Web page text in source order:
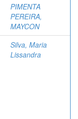
PIMENTA
PEREIRA,
MAYCON
Silva, Maria
Lissandra